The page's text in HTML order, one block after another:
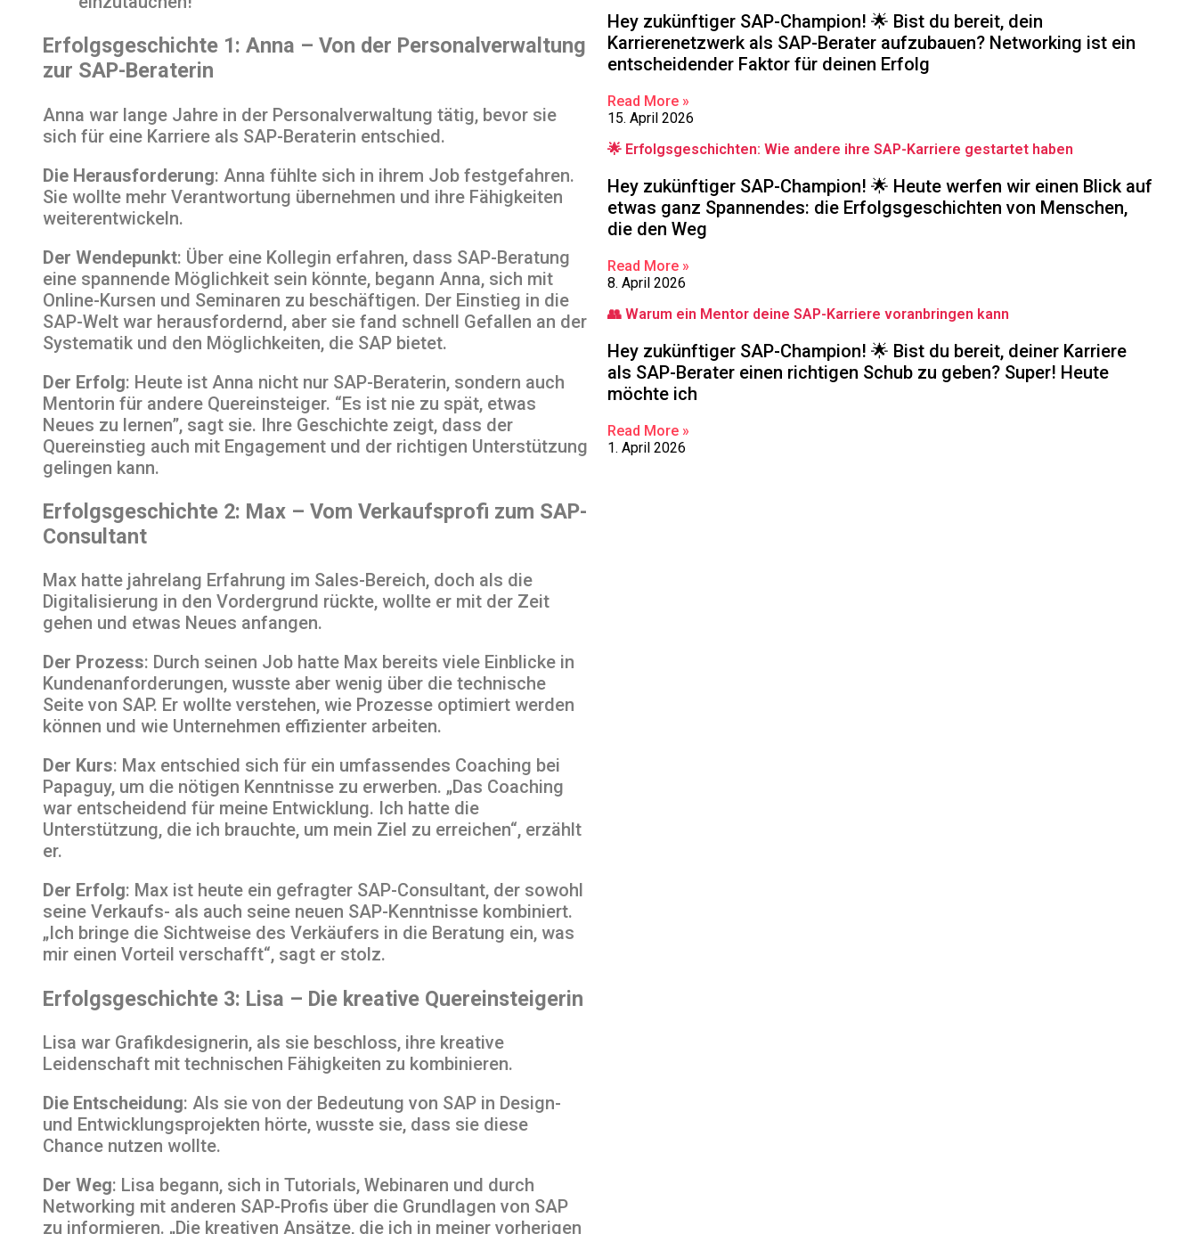
Erfolgsgeschichte 1: Anna – Von der Personalverwaltung
zur SAP-Beraterin
Anna war lange Jahre in der Personalverwaltung tätig, bevor sie
sich für eine Karriere als SAP-Beraterin entschied.
Die Herausforderung: Anna fühlte sich in ihrem Job festgefahren.
Sie wollte mehr Verantwortung übernehmen und ihre Fähigkeiten
weiterentwickeln.
Der Wendepunkt: Über eine Kollegin erfahren, dass SAP-Beratung
eine spannende Möglichkeit sein könnte, begann Anna, sich mit
Online-Kursen und Seminaren zu beschäftigen. Der Einstieg in die
SAP-Welt war herausfordernd, aber sie fand schnell Gefallen an der
Systematik und den Möglichkeiten, die SAP bietet.
Der Erfolg: Heute ist Anna nicht nur SAP-Beraterin, sondern auch
Mentorin für andere Quereinsteiger. “Es ist nie zu spät, etwas
Neues zu lernen”, sagt sie. Ihre Geschichte zeigt, dass der
Quereinstieg auch mit Engagement und der richtigen Unterstützung
gelingen kann.
Erfolgsgeschichte 2: Max – Vom Verkaufsprofi zum SAP-
Consultant
Max hatte jahrelang Erfahrung im Sales-Bereich, doch als die
Digitalisierung in den Vordergrund rückte, wollte er mit der Zeit
gehen und etwas Neues anfangen.
Der Prozess: Durch seinen Job hatte Max bereits viele Einblicke in
Kundenanforderungen, wusste aber wenig über die technische
Seite von SAP. Er wollte verstehen, wie Prozesse optimiert werden
können und wie Unternehmen effizienter arbeiten.
Der Kurs: Max entschied sich für ein umfassendes Coaching bei
Papaguy, um die nötigen Kenntnisse zu erwerben. „Das Coaching
war entscheidend für meine Entwicklung. Ich hatte die
Unterstützung, die ich brauchte, um mein Ziel zu erreichen“, erzählt
er.
Der Erfolg: Max ist heute ein gefragter SAP-Consultant, der sowohl
seine Verkaufs- als auch seine neuen SAP-Kenntnisse kombiniert.
„Ich bringe die Sichtweise des Verkäufers in die Beratung ein, was
mir einen Vorteil verschafft“, sagt er stolz.
Erfolgsgeschichte 3: Lisa – Die kreative Quereinsteigerin
Lisa war Grafikdesignerin, als sie beschloss, ihre kreative
Leidenschaft mit technischen Fähigkeiten zu kombinieren.
Die Entscheidung: Als sie von der Bedeutung von SAP in Design-
und Entwicklungsprojekten hörte, wusste sie, dass sie diese
Chance nutzen wollte.
Der Weg: Lisa begann, sich in Tutorials, Webinaren und durch
Networking mit anderen SAP-Profis über die Grundlagen von SAP
zu informieren. „Die kreativen Ansätze, die ich in meiner vorherigen
Hey zukünftiger SAP-Champion! 🌟 Bist du bereit, dein
Karrierenetzwerk als SAP-Berater aufzubauen? Networking ist ein
entscheidender Faktor für deinen Erfolg
Read More »
15. April 2026
🌟 Erfolgsgeschichten: Wie andere ihre SAP-Karriere gestartet haben
Hey zukünftiger SAP-Champion! 🌟 Heute werfen wir einen Blick auf
etwas ganz Spannendes: die Erfolgsgeschichten von Menschen,
die den Weg
Read More »
8. April 2026
👥 Warum ein Mentor deine SAP-Karriere voranbringen kann
Hey zukünftiger SAP-Champion! 🌟 Bist du bereit, deiner Karriere
als SAP-Berater einen richtigen Schub zu geben? Super! Heute
möchte ich
Read More »
1. April 2026